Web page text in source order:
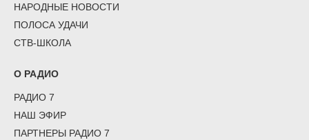
НАРОДНЫЕ НОВОСТИ
ПОЛОСА УДАЧИ
СТВ-ШКОЛА
О РАДИО
РАДИО 7
НАШ ЭФИР
ПАРТНЕРЫ РАДИО 7